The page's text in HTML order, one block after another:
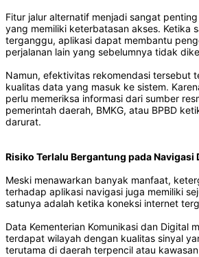
Fitur jalur alternatif menjadi sangat
yang memiliki keterbatasan akses. Ketika
terganggu, aplikasi dapat membantu
perjalanan lain yang sebelumnya tidak
Namun, efektivitas rekomendasi tersebut
kualitas data yang masuk ke sistem.
perlu memeriksa informasi dari sumber
pemerintah daerah, BMKG, atau BPBD
darurat.
Risiko Terlalu Bergantung pada Navigasi
Meski menawarkan banyak manfaat,
terhadap aplikasi navigasi juga memiliki
satunya adalah ketika koneksi internet
Data Kementerian Komunikasi dan Digital
terdapat wilayah dengan kualitas sinyal
terutama di daerah terpencil atau